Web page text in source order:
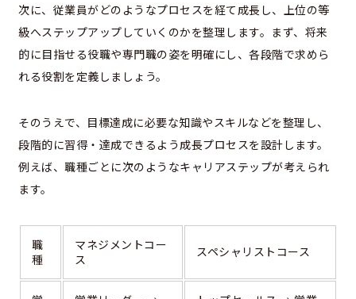
次に、従業員がどのようなプロセスを経て成長し、上位の等
級へステップアップしていくのかを整理します。まず、将来
的に目指せる役職や専門職の姿を明確にし、各段階で求めら
れる役割を定義しましょう。
そのうえで、目標達成に必要な知識やスキルなどを整理し、
段階的に習得・達成できるよう成長プロセスを設計します。
例えば、職種ごとに次のようなキャリアステップが考えられ
ます。
職
種
マネジメントコー
ス
スペシャリストコース